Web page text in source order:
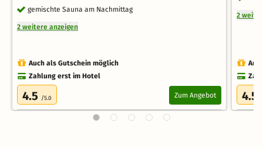
gemischte Sauna am Nachmittag
2 weitere anzeigen
Auch als Gutschein möglich
Zahlung erst im Hotel
4.5 /5.0 Zum Angebot
2
4.5